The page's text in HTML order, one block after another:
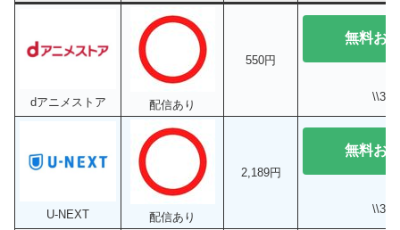
dアニメストア 配信あり
550円
無料お
\\31
U-NEXT 配信あり
2,189円
無料お
\\31